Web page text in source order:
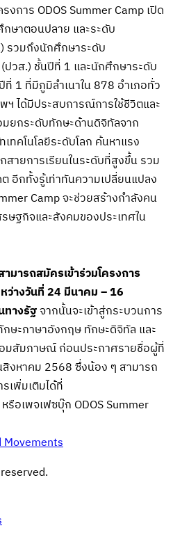
รงการ ODOS Summer Camp เปิด
ษาตอนปลาย และระดับ
รวมถึงนักศึกษาระดับ
วส.) ชั้นปีที่ 1 และนักศึกษาระดับ
1 ที่มีภูมิลำเนาใน 878 อำเภอทั่ว
ฯ ได้มีประสบการณ์การใช้ชีวิตและ
ยกระดับทักษะด้านดิจิทัลจาก
เทคโนโลยีระดับโลก ค้นหาแรง
สายการเรียนในระดับที่สูงขึ้น รวม
อีกทั้งรู้เท่าทันความเปลี่ยนแปลง
Camp จะช่วยสร้างกำลังคน
ษฐกิจและสังคมของประเทศใน
ามารถสมัครเข้าร่วมโครงการ
ว่างวันที่24มีนาคม–16
างรัฐจากนั้นจะเข้าสู่กระบวนการ
ษะภาษาอังกฤษ ทักษะดิจิทัล และ
มสัมภาษณ์ ก่อนประกาศรายชื่อผู้ที่
งหาคม 2568 ซึ่งน้อง ๆ สามารถ
เพิ่มเติมได้ที่
อเพจเฟซบุ๊ก ODOS Summer
Movements